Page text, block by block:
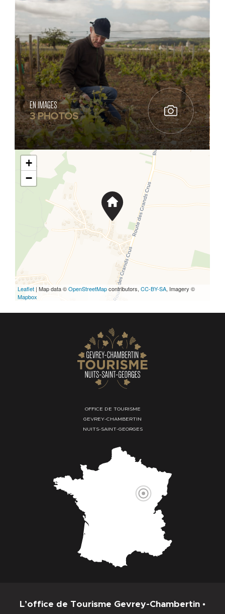
EN IMAGES
3 PHOTOS
+
−
Leaflet | Map data ©OpenStreetMapcontributors, CC-BY-SA, Imagery ©
Mapbox
OFFICE DE TOURISME
GEVREY-CHAMBERTIN
NUITS-SAINT-GEORGES
L’office de Tourisme Gevrey-Chambertin •